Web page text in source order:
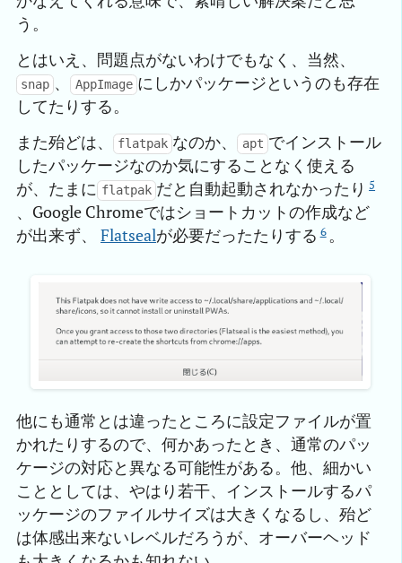
う。
とはいえ、問題点がないわけでもなく、当然、
snap 、 AppImage にしかパッケージというのも存在
してたりする。
また殆どは、
flatpak なのか、 apt でインストール
したパッケージなのか気にすることなく使える
が、たまに flatpak だと自動起動されなかったり 5
、Google Chromeではショートカットの作成など
が出来ず、 Flatsealが必要だったたりする 6。
他にも通常とは違ったところに設定ファイルが置
かれたりするので、何かあったとき、通常のパッ
ケージの対応と異なる可能性がある。他、細かい
こととしては、やはり若干、インストールするパ
ッケージのファイルサイズは大きくなるし、殆ど
は体感出来ないレベルだろうが、オーバーヘッド